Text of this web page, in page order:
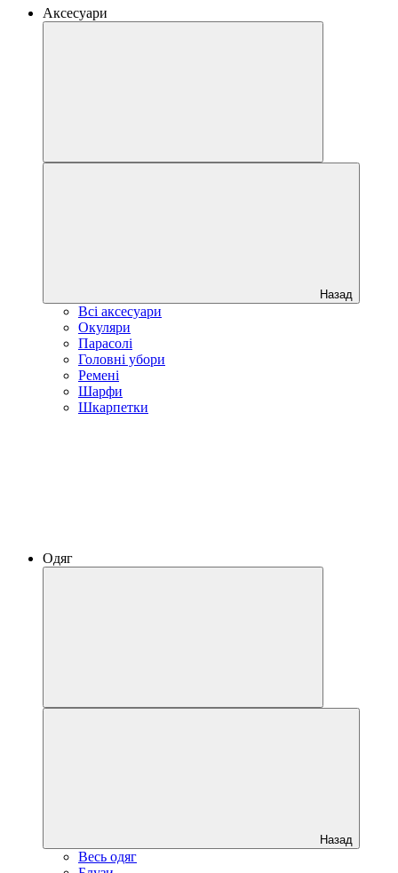
Аксесуари
Назад
Всі аксесуари
Окуляри
Парасолі
Головні убори
Ремені
Шарфи
Шкарпетки
Одяг
Назад
Весь одяг